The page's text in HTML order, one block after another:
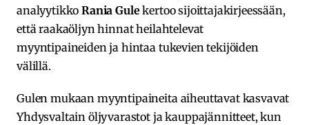
analyytikkoRania Gulekertoo sijoittajakirjeessään,
että raakaöljyn hinnat heilahtelevat
myyntipaineiden ja hintaa tukevien tekijöiden
välillä.
Gulen mukaan myyntipaineita aiheuttavat kasvavat
Yhdysvaltain öljyvarastot ja kauppajännitteet, kun